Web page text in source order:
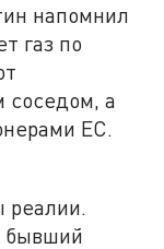
напомнил
газ по
соседом, а
ЕС.
реалии.
бывший